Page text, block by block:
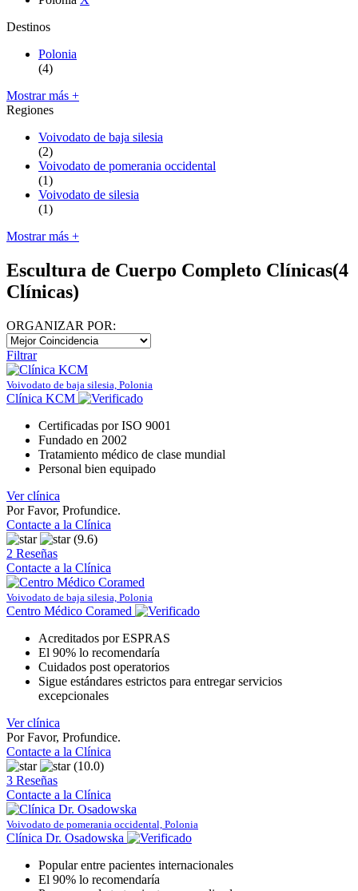
Destinos
Polonia
(4)
Mostrar más +
Regiones
Voivodato de baja silesia
(2)
Voivodato de pomerania occidental
(1)
Voivodato de silesia
(1)
Mostrar más +
Escultura de Cuerpo Completo Clínicas(4
Clínicas)
ORGANIZAR POR:
Filtrar
Voivodato de baja silesia, Polonia
Clínica KCM
Certificadas por ISO 9001
Fundado en 2002
Tratamiento médico de clase mundial
Personal bien equipado
Ver clínica
Por Favor, Profundice.
Contacte a la Clínica
(9.6)
2 Reseñas
Contacte a la Clínica
Voivodato de baja silesia, Polonia
Centro Médico Coramed
Acreditados por ESPRAS
El 90% lo recomendaría
Cuidados post operatorios
Sigue estándares estrictos para entregar servicios
excepcionales
Ver clínica
Por Favor, Profundice.
Contacte a la Clínica
(10.0)
3 Reseñas
Contacte a la Clínica
Voivodato de pomerania occidental, Polonia
Clínica Dr. Osadowska
Popular entre pacientes internacionales
El 90% lo recomendaría